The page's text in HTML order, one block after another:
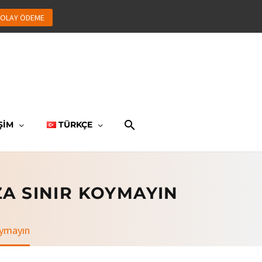
ÖDEME
TÜRKÇE
SINIR KOYMAYIN